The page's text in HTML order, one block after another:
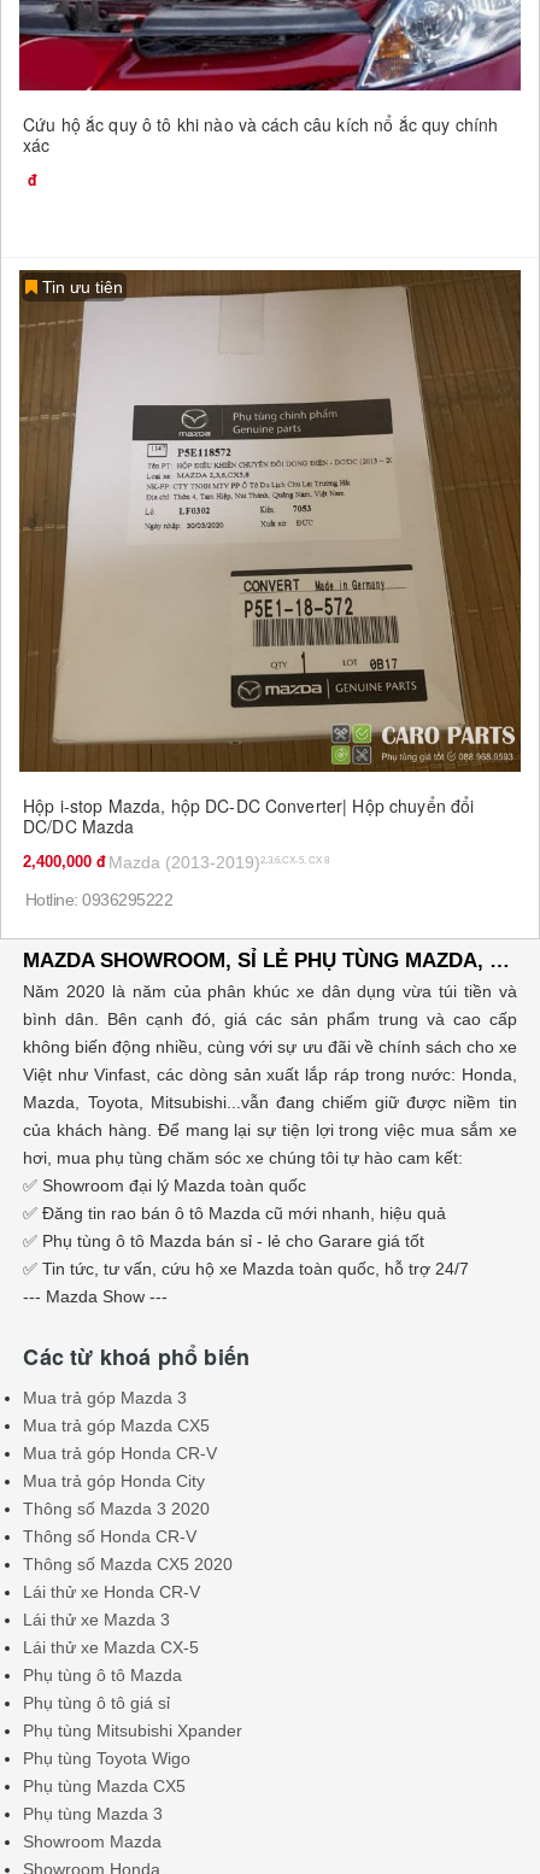
Cứu hộ ắc quy ô tô khi nào và cách câu kích nổ ắc quy chính
xác
Tin ưu tiên
Hộp i-stop Mazda, hộp DC-DC Converter| Hộp chuyển đổi
DC/DC Mazda
2,400,000 Mazda (2013-2019) 2,3,6,CX-5, CX 8
Hotline: 0936295222
MAZDA SHOWROOM, SỈ LẺ PHỤ TÙNG MAZDA, ĐĂNG TIN RAO VẶT MUA BÁN XE Ô TÔ
Năm 2020 là năm của phân khúc xe dân dụng vừa túi tiền và
bình dân. Bên cạnh đó, giá các sản phẩm trung và cao cấp
không biến động nhiều, cùng với sự ưu đãi về chính sách cho xe
Việt như Vinfast, các dòng sản xuất lắp ráp trong nước: Honda,
Mazda, Toyota, Mitsubishi...vẫn đang chiếm giữ được niềm tin
của khách hàng. Để mang lại sự tiện lợi trong việc mua sắm xe
hơi, mua phụ tùng chăm sóc xe chúng tôi tự hào cam kết:
✅ Showroom đại lý Mazda toàn quốc
✅ Đăng tin rao bán ô tô Mazda cũ mới nhanh, hiệu quả
✅ Phụ tùng ô tô Mazda bán sỉ - lẻ cho Garare giá tốt
✅ Tin tức, tư vấn, cứu hộ xe Mazda toàn quốc, hỗ trợ 24/7
--- Mazda Show ---
Các từ khoá phổ biến
Mua trả góp Mazda 3
Mua trả góp Mazda CX5
Mua trả góp Honda CR-V
Mua trả góp Honda City
Thông số Mazda 3 2020
Thông số Honda CR-V
Thông số Mazda CX5 2020
Lái thử xe Honda CR-V
Lái thử xe Mazda 3
Lái thử xe Mazda CX-5
Phụ tùng ô tô Mazda
Phụ tùng ô tô giá sỉ
Phụ tùng Mitsubishi Xpander
Phụ tùng Toyota Wigo
Phụ tùng Mazda CX5
Phụ tùng Mazda 3
Showroom Mazda
Showroom Honda